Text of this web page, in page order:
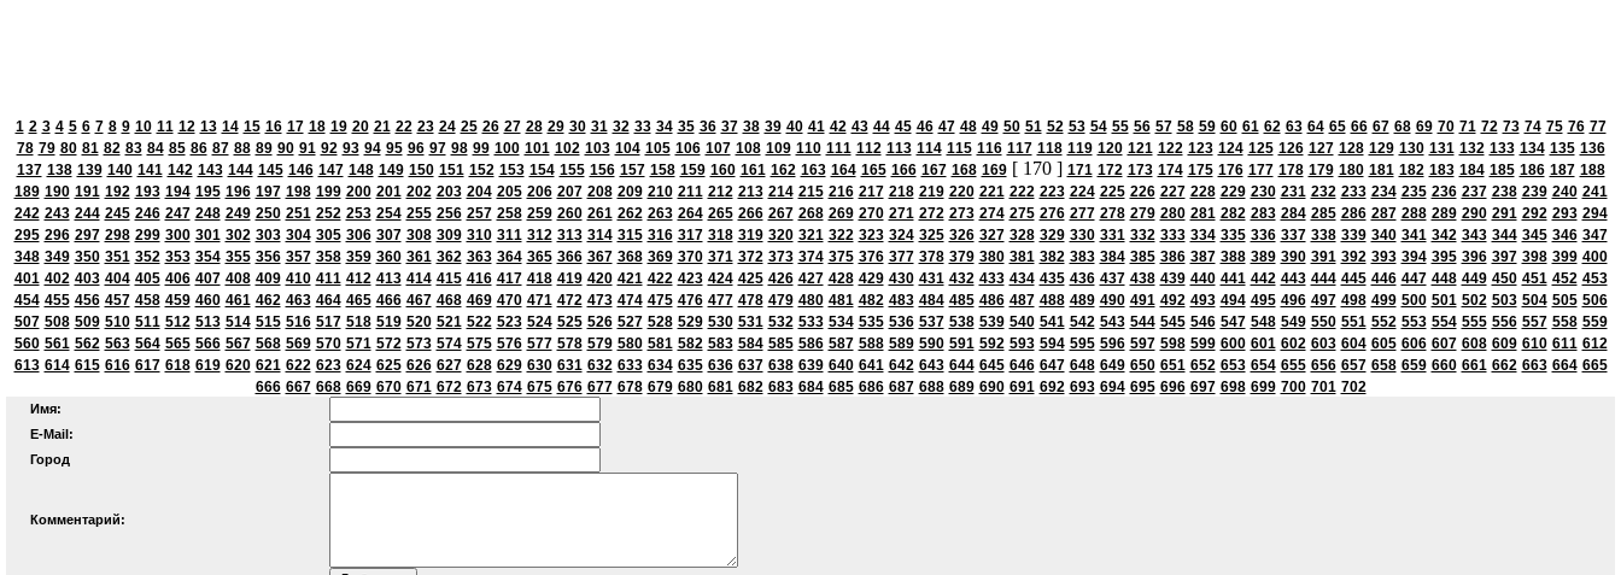
1 2 3 4 5 6 7 8 9 10 11 12 13 14 15 16 17 18 19 20 21 22 23 24 25 26 27 28 29 30 31 32 33 34 35 36 37 38 39 40 41 42 43 44 45 46 47 48 49 50 51 52 53 54 55 56 57 58 59 60 61 62 63 64 65 66 67 68 69 70 71 72 73 74 75 76 77
78 79 80 81 82 83 84 85 86 87 88 89 90 91 92 93 94 95 96 97 98 99 100 101 102 103 104 105 106 107 108 109 110 111 112 113 114 115 116 117 118 119 120 121 122 123 124 125 126 127 128 129 130 131 132 133 134 135 136
137 138 139 140 141 142 143 144 145 146 147 148 149 150 151 152 153 154 155 156 157 158 159 160 161 162 163 164 165 166 167 168 169[ 170 ] 171 172 173 174 175 176 177 178 179 180 181 182 183 184 185 186 187 188
189 190 191 192 193 194 195 196 197 198 199 200 201 202 203 204 205 206 207 208 209 210 211 212 213 214 215 216 217 218 219 220 221 222 223 224 225 226 227 228 229 230 231 232 233 234 235 236 237 238 239 240 241
242 243 244 245 246 247 248 249 250 251 252 253 254 255 256 257 258 259 260 261 262 263 264 265 266 267 268 269 270 271 272 273 274 275 276 277 278 279 280 281 282 283 284 285 286 287 288 289 290 291 292 293 294
295 296 297 298 299 300 301 302 303 304 305 306 307 308 309 310 311 312 313 314 315 316 317 318 319 320 321 322 323 324 325 326 327 328 329 330 331 332 333 334 335 336 337 338 339 340 341 342 343 344 345 346 347
348 349 350 351 352 353 354 355 356 357 358 359 360 361 362 363 364 365 366 367 368 369 370 371 372 373 374 375 376 377 378 379 380 381 382 383 384 385 386 387 388 389 390 391 392 393 394 395 396 397 398 399 400
401 402 403 404 405 406 407 408 409 410 411 412 413 414 415 416 417 418 419 420 421 422 423 424 425 426 427 428 429 430 431 432 433 434 435 436 437 438 439 440 441 442 443 444 445 446 447 448 449 450 451 452 453
454 455 456 457 458 459 460 461 462 463 464 465 466 467 468 469 470 471 472 473 474 475 476 477 478 479 480 481 482 483 484 485 486 487 488 489 490 491 492 493 494 495 496 497 498 499 500 501 502 503 504 505 506
507 508 509 510 511 512 513 514 515 516 517 518 519 520 521 522 523 524 525 526 527 528 529 530 531 532 533 534 535 536 537 538 539 540 541 542 543 544 545 546 547 548 549 550 551 552 553 554 555 556 557 558 559
560 561 562 563 564 565 566 567 568 569 570 571 572 573 574 575 576 577 578 579 580 581 582 583 584 585 586 587 588 589 590 591 592 593 594 595 596 597 598 599 600 601 602 603 604 605 606 607 608 609 610 611 612
613 614 615 616 617 618 619 620 621 622 623 624 625 626 627 628 629 630 631 632 633 634 635 636 637 638 639 640 641 642 643 644 645 646 647 648 649 650 651 652 653 654 655 656 657 658 659 660 661 662 663 664 665
666 667 668 669 670 671 672 673 674 675 676 677 678 679 680 681 682 683 684 685 686 687 688 689 690 691 692 693 694 695 696 697 698 699 700 701 702
Имя:
E-Mail:
Город
Комментарий: